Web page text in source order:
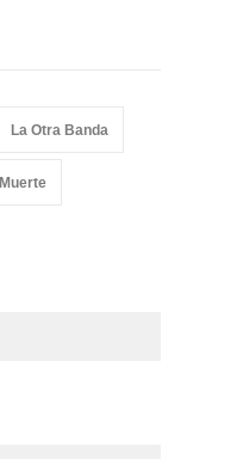
La Otra Banda
Muerte